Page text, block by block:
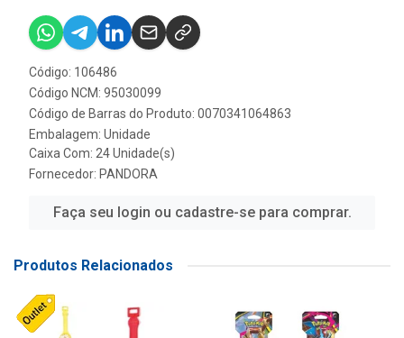
Código: 106486
Código NCM: 95030099
Código de Barras do Produto: 0070341064863
Embalagem: Unidade
Caixa Com: 24 Unidade(s)
Fornecedor: PANDORA
Faça seu login ou cadastre-se para comprar.
Produtos Relacionados